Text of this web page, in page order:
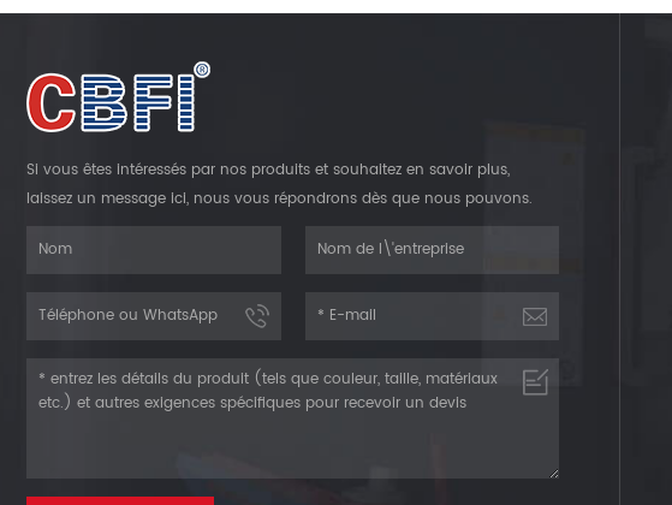
Si vous êtes intéressés par nos produits et souhaitez en savoir plus,
laissez un message ici, nous vous répondrons dès que nous pouvons.